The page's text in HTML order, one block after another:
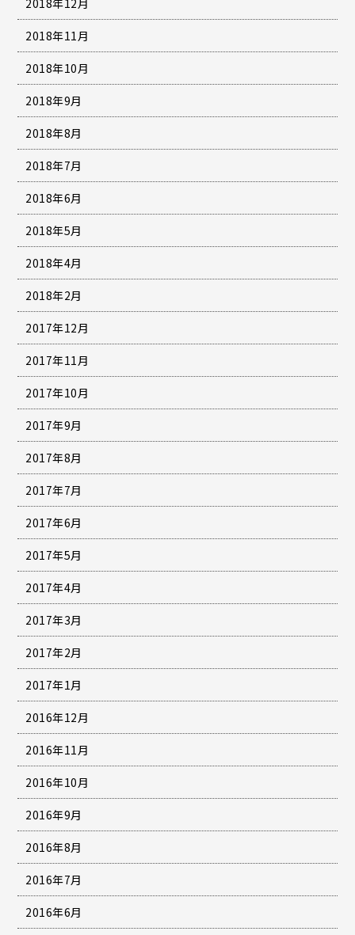
2018年11月
2018年10月
2018年9月
2018年8月
2018年7月
2018年6月
2018年5月
2018年4月
2018年2月
2017年12月
2017年11月
2017年10月
2017年9月
2017年8月
2017年7月
2017年6月
2017年5月
2017年4月
2017年3月
2017年2月
2017年1月
2016年12月
2016年11月
2016年10月
2016年9月
2016年8月
2016年7月
2016年6月